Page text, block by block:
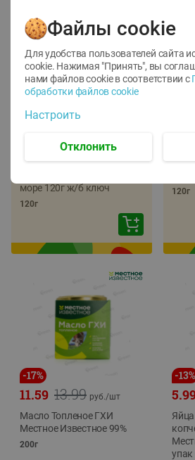
- 22
5.79
Икра трески
тихоокеанской
море 120г ж/б ключ
120г
120г
-17%
13.99
11.59 руб./шт
Масло Топленое ГХИ
Местное Известное 99%
200г
-13%
Файлы cookie
Для удобства пользователей сайта
cookie. Нажимая "Принять", вы
нами файлов cookie в соответствии с
обработки файлов cookie
Настроить
Отклонить